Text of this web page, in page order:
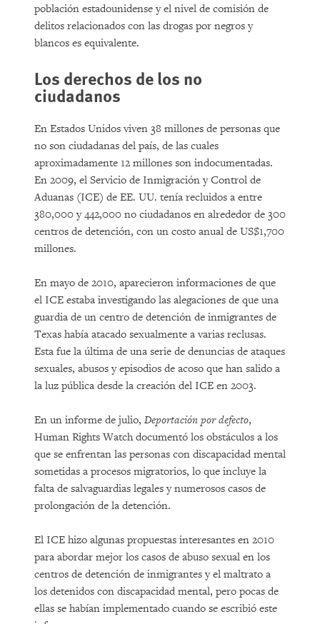
población estadounidense y el nivel de comisión de
delitos relacionados con las drogas por negros y
blancos es equivalente.
Los derechos de los no
ciudadanos
En Estados Unidos viven 38 millones de personas que
no son ciudadanas del país, de las cuales
aproximadamente 12 millones son indocumentadas.
En 2009, el Servicio de Inmigración y Control de
Aduanas (ICE) de EE. UU. tenía recluidos a entre
380,000 y 442,000 no ciudadanos en alrededor de 300
centros de detención, con un costo anual de US$1,700
millones.
En mayo de 2010, aparecieron informaciones de que
el ICE estaba investigando las alegaciones de que una
guardia de un centro de detención de inmigrantes de
Texas había atacado sexualmente a varias reclusas.
Esta fue la última de una serie de denuncias de ataques
sexuales, abusos y episodios de acoso que han salido a
la luz pública desde la creación del ICE en 2003.
En un informe de julio, Deportación por defecto,
Human Rights Watch documentó los obstáculos a los
que se enfrentan las personas con discapacidad mental
sometidas a procesos migratorios, lo que incluye la
falta de salvaguardias legales y numerosos casos de
prolongación de la detención.
El ICE hizo algunas propuestas interesantes en 2010
para abordar mejor los casos de abuso sexual en los
centros de detención de inmigrantes y el maltrato a
los detenidos con discapacidad mental, pero pocas de
ellas se habían implementado cuando se escribió este